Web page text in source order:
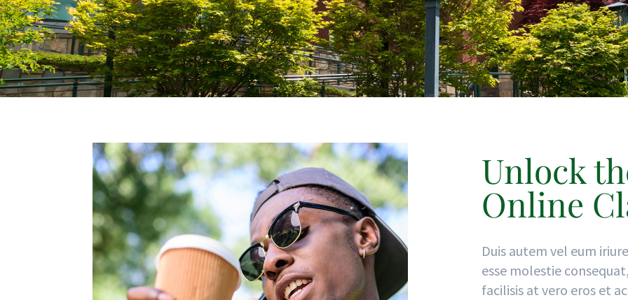
Unlock
Online
Duis autem vel eum
esse molestie
facilisis at vero eros et